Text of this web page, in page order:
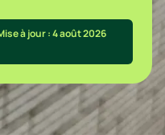
à jour : 4 août 2026